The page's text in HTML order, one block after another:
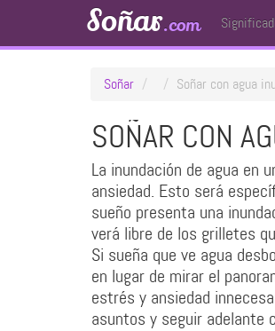
Soñar.com
Soñar Soñar con agua
SOÑAR CON
La inundación de agua en
ansiedad. Esto será
sueño presenta una
verá libre de los grilletes
Si sueña que ve agua
en lugar de mirar el
estrés y ansiedad
asuntos y seguir adelante